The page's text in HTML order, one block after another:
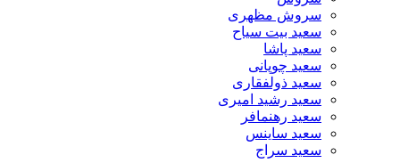
سروش مظهری
سعید بیت سیاح
سعید پاشا
سعید چوپانی
سعید ذولفقاری
سعید رشید امیری
سعید رهنمافر
سعید ساینس
سعید سراج